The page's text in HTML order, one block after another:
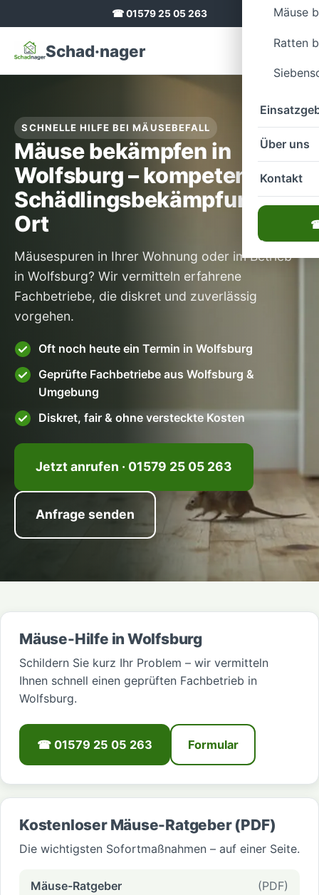
☎ 01579 25 05 263
Schad·nager
Mäuse
Ratten
Über uns
Kontakt
SCHNELLE HILFE BEI MÄUSEBEFALL
Mäuse bekämpfen in
Wolfsburg – kompetente
Schädlingsbekämpfung vor
Ort
Mäusespuren in Ihrer Wohnung oder im Betrieb
in Wolfsburg? Wir vermitteln erfahrene
Fachbetriebe, die diskret und zuverlässig
vorgehen.
Oft noch heute ein Termin in Wolfsburg
Geprüfte Fachbetriebe aus Wolfsburg &
Umgebung
Diskret, fair & ohne versteckte Kosten
Jetzt anrufen · 01579 25 05 263
Anfrage senden
Mäuse-Hilfe in Wolfsburg
Schildern Sie kurz Ihr Problem – wir vermitteln
Ihnen schnell einen geprüften Fachbetrieb in
Wolfsburg.
☎ 01579 25 05 263 Formular
Kostenloser Mäuse-Ratgeber (PDF)
Die wichtigsten Sofortmaßnahmen – auf einer Seite.
Mäuse-Ratgeber (PDF)